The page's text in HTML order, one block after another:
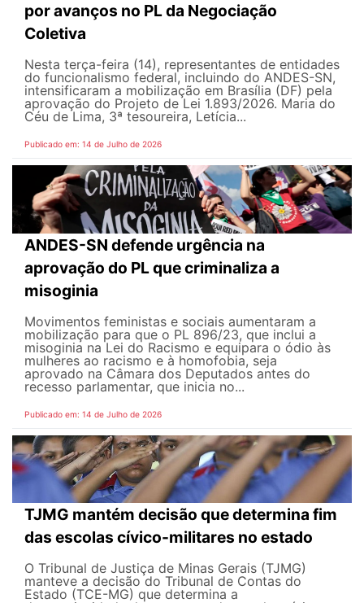
por avanços no PL da Negociação
Coletiva
Nesta terça-feira (14), representantes de entidades
do funcionalismo federal, incluindo do ANDES-SN,
intensificaram a mobilização em Brasília (DF) pela
aprovação do Projeto de Lei 1.893/2026. Maria do
Céu de Lima, 3ª tesoureira, Letícia...
Publicado em: 14 de Julho de 2026
ANDES-SN defende urgência na
aprovação do PL que criminaliza a
misoginia
Movimentos feministas e sociais aumentaram a
mobilização para que o PL 896/23, que inclui a
misoginia na Lei do Racismo e equipara o ódio às
mulheres ao racismo e à homofobia, seja
aprovado na Câmara dos Deputados antes do
recesso parlamentar, que inicia no...
Publicado em: 14 de Julho de 2026
TJMG mantém decisão que determina fim
das escolas cívico-militares no estado
O Tribunal de Justiça de Minas Gerais (TJMG)
manteve a decisão do Tribunal de Contas do
Estado (TCE-MG) que determina a